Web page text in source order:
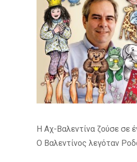
Η Αχ-Βαλεντίνα ζούσε σε
Ο Βαλεντίνος λεγόταν